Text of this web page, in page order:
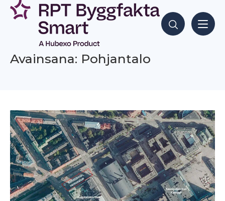
Siirry
sisältöön
Hae sisältöjä
Avainsana: Pohjantalo